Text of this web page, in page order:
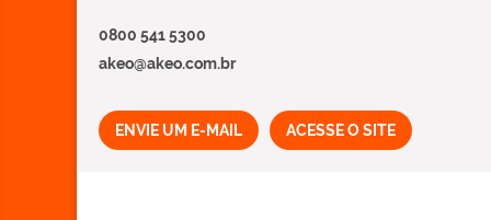
0800 541 5300
akeo@akeo.com.br
ENVIE UM E-MAIL ACESSE O SITE